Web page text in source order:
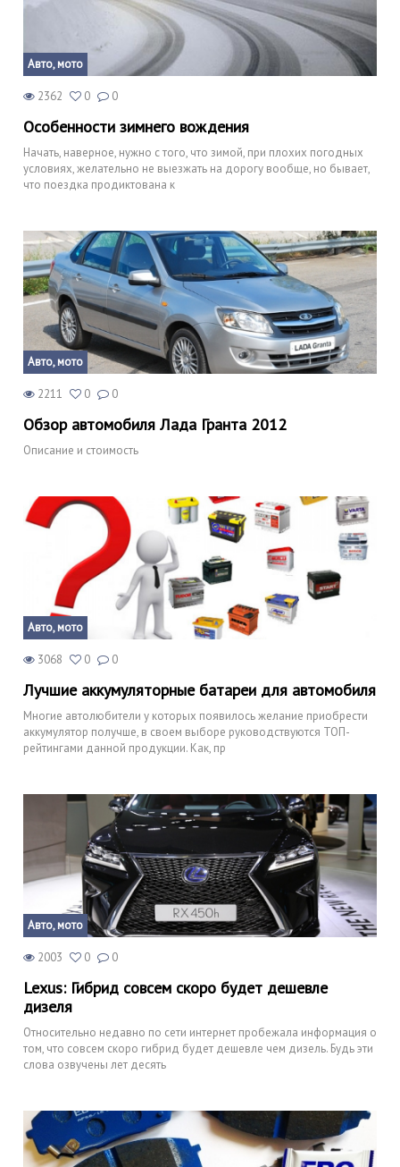
Авто, мото
2362 0 0
Особенности зимнего вождения
Начать, наверное, нужно с того, что зимой, при плохих погодных
условиях, желательно не выезжать на дорогу вообще, но бывает,
что поездка продиктована к
Авто, мото
2211 0 0
Обзор автомобиля Лада Гранта 2012
Описание и стоимость
Авто, мото
3068 0 0
Лучшие аккумуляторные батареи для автомобиля
Многие автолюбители у которых появилось желание приобрести
аккумулятор получше, в своем выборе руководствуются ТОП-
рейтингами данной продукции. Как, пр
Авто, мото
2003 0 0
Lexus: Гибрид совсем скоро будет дешевле
дизеля
Относительно недавно по сети интернет пробежала информация о
том, что совсем скоро гибрид будет дешевле чем дизель. Будь эти
слова озвучены лет десять